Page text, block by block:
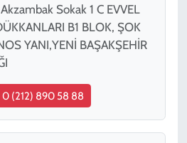
Sokak 1 C EVVEL
B1 BLOK, ŞOK
YANI,YENİ BAŞAKŞEHİR
0 (212) 890 58 88